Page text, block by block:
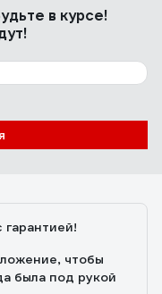
Надёжный
110 мм
в курсе!
чтобы
была под рукой